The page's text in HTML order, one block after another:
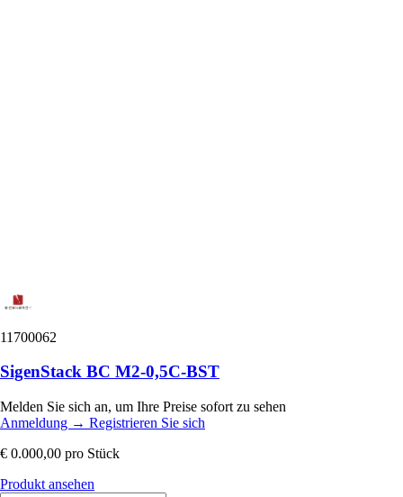
11700062
SigenStack BC M2-0,5C-BST
Melden Sie sich an, um Ihre Preise sofort zu sehen
Anmeldung → Registrieren Sie sich
€ 0.000,00 pro Stück
Produkt ansehen